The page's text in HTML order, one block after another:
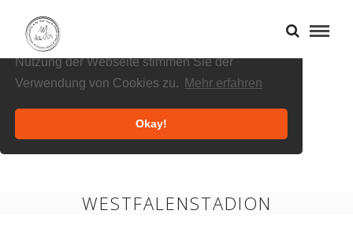
Cookies helfen uns bei der Bereitstellung
unserer Inhalte und Dienste. Durch die weitere
Nutzung der Webseite stimmen Sie der
Verwendung von Cookies zu.
Mehr erfahren
Okay!
WESTFALENSTADION